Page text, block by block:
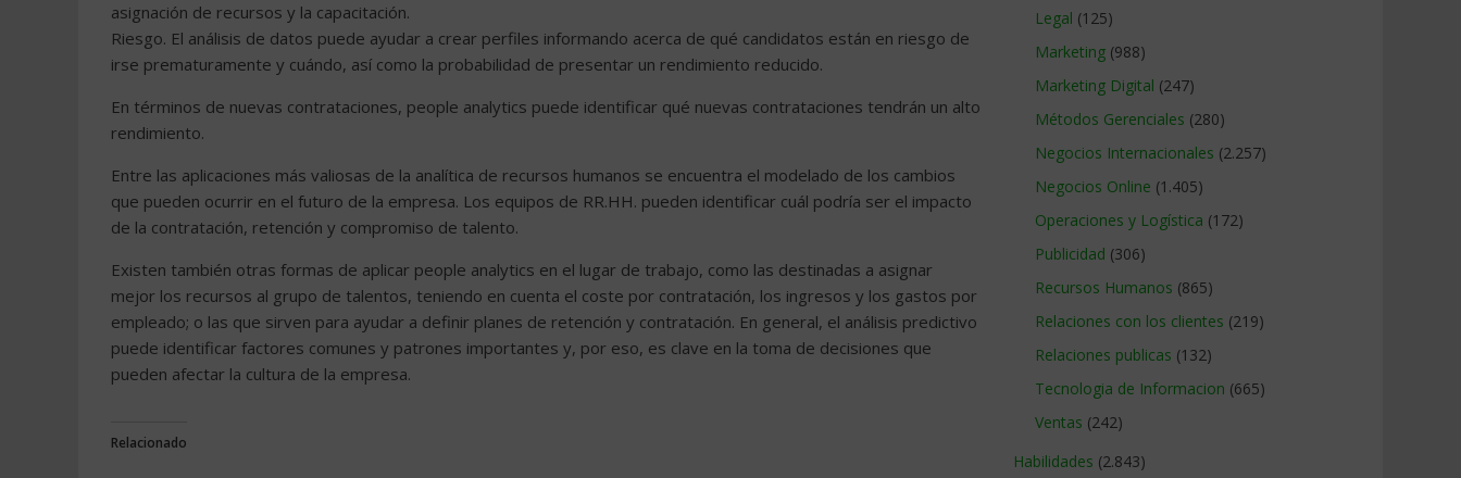
asignación de recursos y la capacitación.
Riesgo. El análisis de datos puede ayudar a crear perfiles informando acerca de qué candidatos están en riesgo de
irse prematuramente y cuándo, así como la probabilidad de presentar un rendimiento reducido.
En términos de nuevas contrataciones, people analytics puede identificar qué nuevas contrataciones tendrán un alto
rendimiento.
Entre las aplicaciones más valiosas de la analítica de recursos humanos se encuentra el modelado de los cambios
que pueden ocurrir en el futuro de la empresa. Los equipos de RR.HH. pueden identificar cuál podría ser el impacto
de la contratación, retención y compromiso de talento.
Existen también otras formas de aplicar people analytics en el lugar de trabajo, como las destinadas a asignar
mejor los recursos al grupo de talentos, teniendo en cuenta el coste por contratación, los ingresos y los gastos por
empleado; o las que sirven para ayudar a definir planes de retención y contratación. En general, el análisis predictivo
puede identificar factores comunes y patrones importantes y, por eso, es clave en la toma de decisiones que
pueden afectar la cultura de la empresa.
Relacionado
Legal (125)
Marketing (988)
Marketing Digital (247)
Métodos Gerenciales (280)
Negocios Internacionales (2.257)
Negocios Online (1.405)
Operaciones y Logística (172)
Publicidad (306)
Recursos Humanos (865)
Relaciones con los clientes (219)
Relaciones publicas (132)
Tecnologia de Informacion (665)
Ventas (242)
Habilidades (2.843)